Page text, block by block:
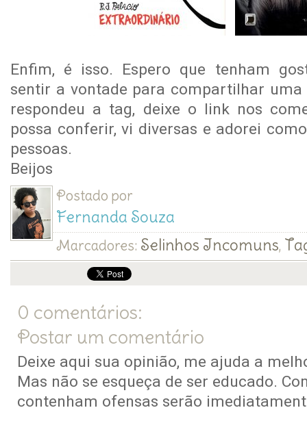
Enfim, é isso. Espero que tenham
sentir a vontade para compartilhar uma
respondeu a tag, deixe o link nos
possa conferir, vi diversas e adorei
pessoas.
Beijos
Postado por
Fernanda Souza
Marcadores: Selinhos Incomuns,
0 comentários:
Postar um comentário
Deixe aqui sua opinião, me ajuda a
Mas não se esqueça de ser educado.
contenham ofensas serão